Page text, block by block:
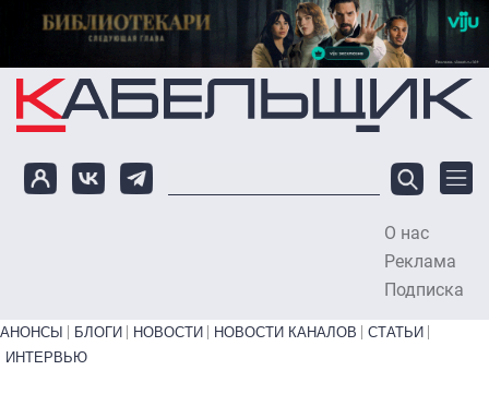
Перейти к основному содержанию
О нас
Реклама
Подписка
Primary links bottom
АНОНСЫ БЛОГИ НОВОСТИ НОВОСТИ КАНАЛОВ
СТАТЬИ
ИНТЕРВЬЮ